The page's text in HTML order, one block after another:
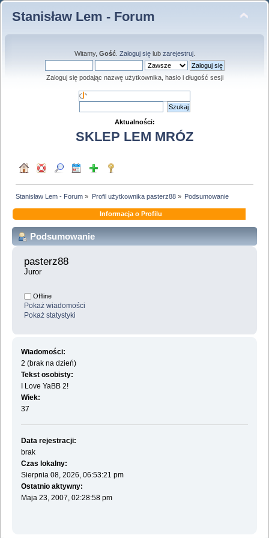
Stanisław Lem - Forum
Witamy, Gość. Zaloguj sięlub zarejestruj.
Zaloguj się podając nazwę użytkownika, hasło i długość sesji
Aktualności:
SKLEP LEM MRÓZ
Stanisław Lem - Forum » Profil użytkownika pasterz88» Podsumowanie
Informacja o Profilu
Podsumowanie
pasterz88
Juror
Offline
Pokaż wiadomości
Pokaż statystyki
Wiadomości:
2 (brak na dzień)
Tekst osobisty:
I Love YaBB 2!
Wiek:
37
Data rejestracji:
brak
Czas lokalny:
Sierpnia 08, 2026, 06:53:21 pm
Ostatnio aktywny:
Maja 23, 2007, 02:28:58 pm